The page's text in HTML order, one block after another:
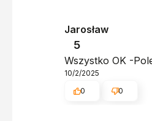
Jarosław
5
Wszystko OK -
10/2/2025
0
0